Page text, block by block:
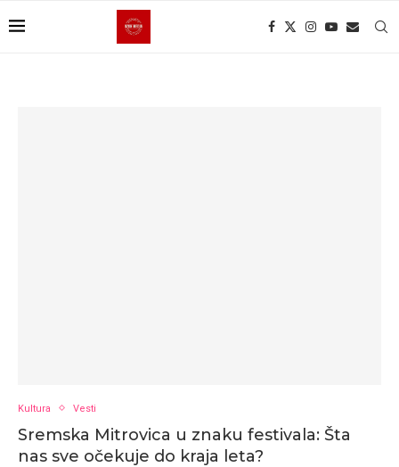
Kultura Vesti
Sremska Mitrovica u znaku festivala: Šta
nas sve očekuje do kraja leta?